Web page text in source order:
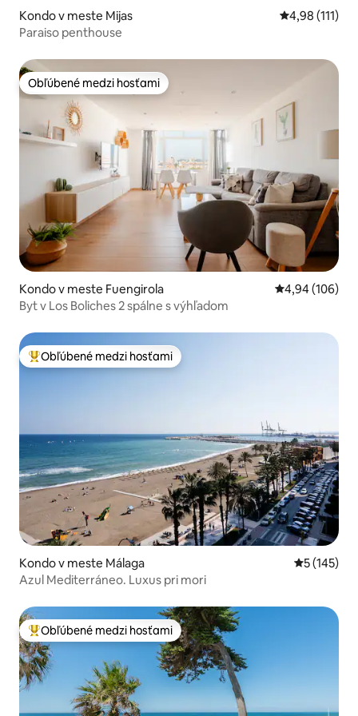
Kondo v meste Mijas Priemerné
4,98 (111)
Paraiso penthouse
Obľúbené medzi hosťami
Obľúbené medzi hosťami
Kondo v meste Fuengirola Priemerné
4,94 (106)
Byt v Los Boliches 2 spálne s výhľadom
Najobľúbenejšie medzi hosťami
Obľúbené medzi hosťami
Kondo v meste Málaga Priemerné
5 (145)
Azul Mediterráneo. Luxus pri mori
Najobľúbenejšie medzi hosťami
Obľúbené medzi hosťami